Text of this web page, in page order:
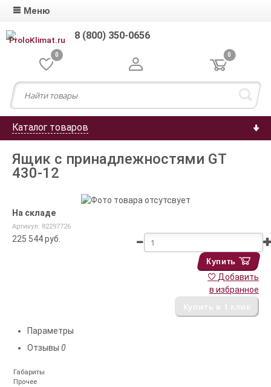
Меню
8 (800) 350-0656
0 0
Каталог товаров
Ящик с принадлежностями GT
430-12
На складе
Артикул: 82297726
225 544руб.
Купить
Добавить
в избранное
Параметры
Отзывы 0
Габариты
Прочее